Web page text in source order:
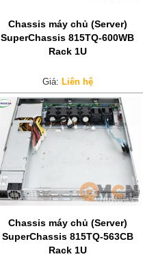
Chassis máy chủ (Server)
SuperChassis 815TQ-600WB
Rack 1U
Giá: Liên hệ
Chassis máy chủ (Server)
SuperChassis 815TQ-563CB
Rack 1U